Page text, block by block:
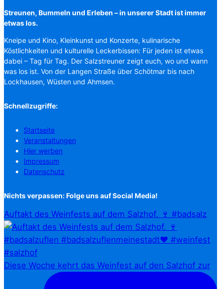
Streunen, Bummeln und Erleben – in unserer Stadt ist immer
etwas los.
Kneipe und Kino, Kleinkunst und Konzerte, kulinarische
Köstlichkeiten und kulturelle Leckerbissen: Für jeden ist etwas
dabei – Tag für Tag. Der Salzstreuner zeigt euch, wo und wann
was los ist. Von der Langen Straße über Schötmar bis nach
Lockhausen, Wüsten und Ahmsen.
Schnellzugriffe:
Startseite
Veranstaltungen
Hier werben
Impressum
Datenschutz
Nichts verpassen: Folge uns auf Social Media!
Auftakt des Weinfests auf dem Salzhof. 🍷 #badsalz
Diese Woche kehrt das Weinfest auf den Salzhof zur